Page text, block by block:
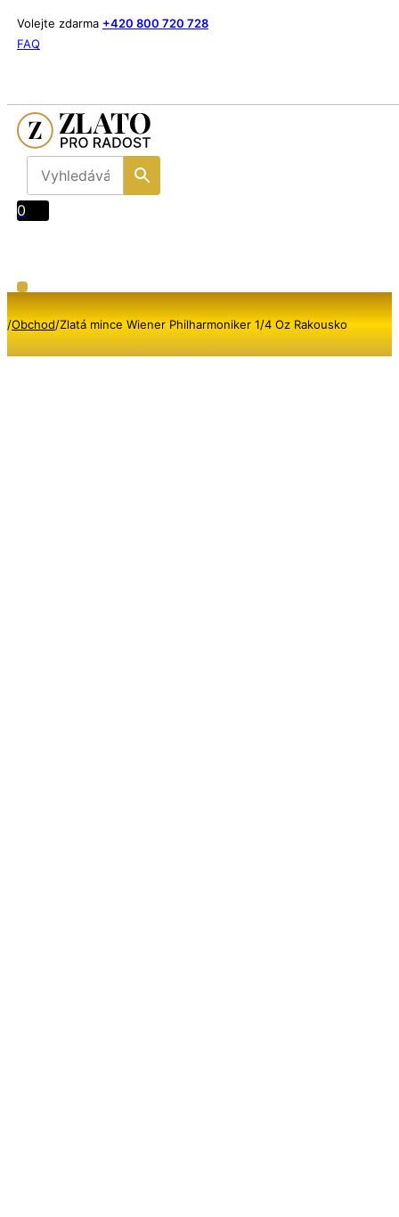
Volejte zdarma +420 800 720 728
FAQ
0
/Obchod/Zlatá mince Wiener Philharmoniker 1/4 Oz Rakousko